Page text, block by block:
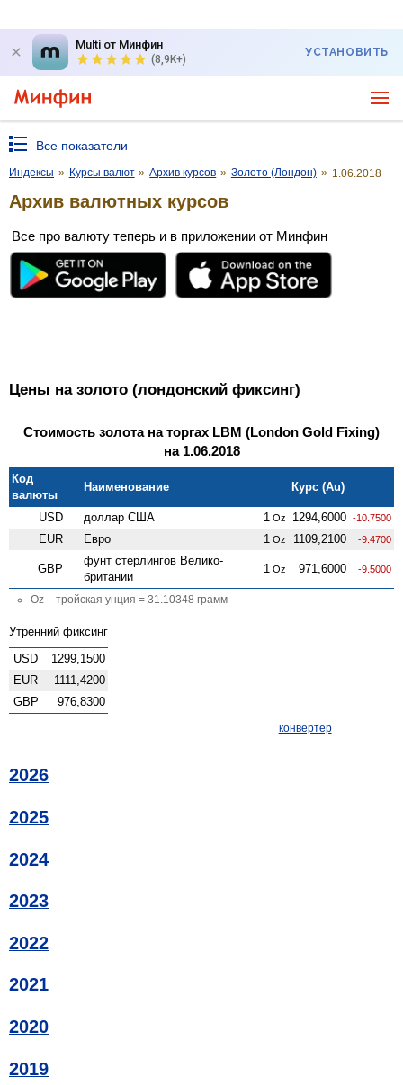
Multi от Минфин
(8,9K+)
УСТАНОВИТЬ
Все показатели
Индексы » Курсы валют » Архив курсов » Золото (Лондон) » 1.06.2018
Архив валютных курсов
Все про валюту теперь и в приложении от Минфин
Цены на золото (лондонский фиксинг)
Стоимость золота на торгах LBM (London Gold Fixing)
на 1.06.2018
Код
валюты
Наименование Курс (Au)
USD доллар США 1 Oz 1294,6000 -10.7500
EUR Евро 1 Oz 1109,2100 -9.4700
GBP
фунт стерлингов Велико­
британии
1 Oz 971,6000 -9.5000
Oz – тройская унция = 31.10348 грамм
Утренний фиксинг
USD
1299,1500
EUR
1111,4200
GBP
976,8300
конвертер
2026
2025
2024
2023
2022
2021
2020
2019